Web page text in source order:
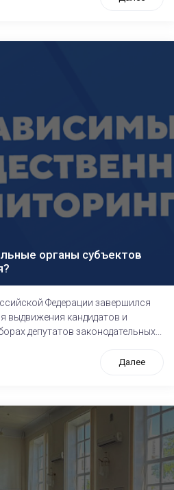
органы субъектов
Федерации завершился
выдвижения кандидатов и
депутатов законодательных...
Далее